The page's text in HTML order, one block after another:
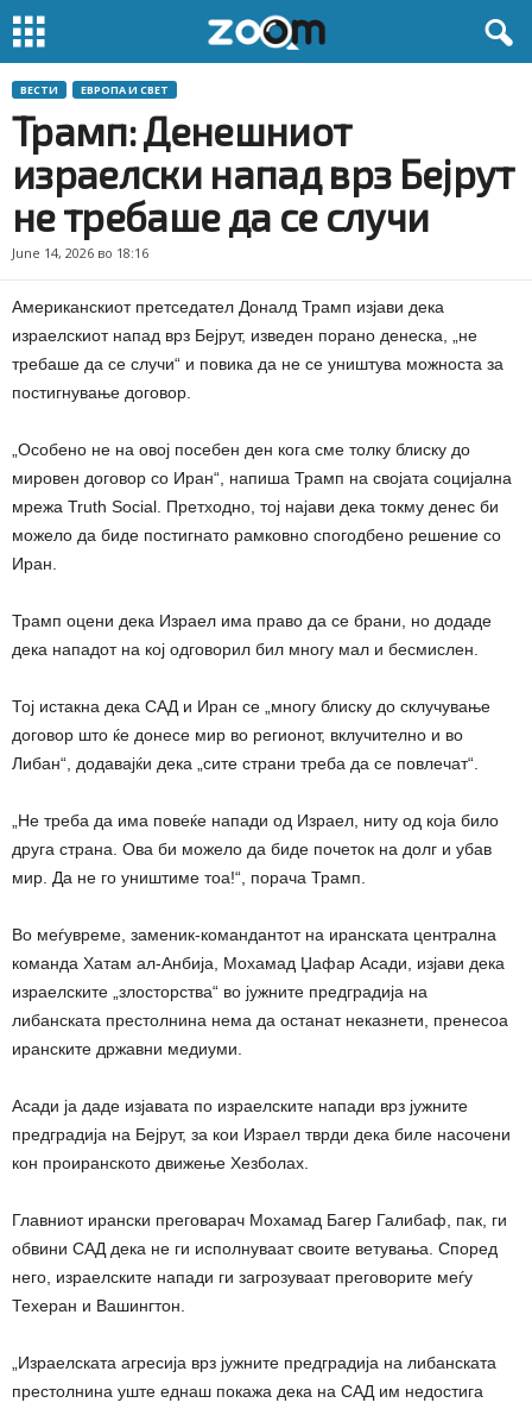
ВЕСТИ ЕВРОПА И СВЕТ
Трамп: Денешниот
израелски напад врз Бејрут
не требаше да се случи
June 14, 2026 во 18:16
Американскиот претседател Доналд Трамп изјави дека
израелскиот напад врз Бејрут, изведен порано денеска, „не
требаше да се случи“ и повика да не се уништува можноста за
постигнување договор.
„Особено не на овој посебен ден кога сме толку блиску до
мировен договор со Иран“, напиша Трамп на својата социјална
мрежа Truth Social. Претходно, тој најави дека токму денес би
можело да биде постигнато рамковно спогодбено решение со
Иран.
Трамп оцени дека Израел има право да се брани, но додаде
дека нападот на кој одговорил бил многу мал и бесмислен.
Тој истакна дека САД и Иран се „многу блиску до склучување
договор што ќе донесе мир во регионот, вклучително и во
Либан“, додавајќи дека „сите страни треба да се повлечат“.
„Не треба да има повеќе напади од Израел, ниту од која било
друга страна. Ова би можело да биде почеток на долг и убав
мир. Да не го уништиме тоа!“, порача Трамп.
Во меѓувреме, заменик-командантот на иранската централна
команда Хатам ал-Анбија, Мохамад Џафар Асади, изјави дека
израелските „злосторства“ во јужните предградија на
либанската престолнина нема да останат неказнети, пренесоа
иранските државни медиуми.
Асади ја даде изјавата по израелските напади врз јужните
предградија на Бејрут, за кои Израел тврди дека биле насочени
кон проиранското движење Хезболах.
Главниот ирански преговарач Мохамад Багер Галибаф, пак, ги
обвини САД дека не ги исполнуваат своите ветувања. Според
него, израелските напади ги загрозуваат преговорите меѓу
Техеран и Вашингтон.
„Израелската агресија врз јужните предградија на либанската
престолнина уште еднаш покажа дека на САД им недостига